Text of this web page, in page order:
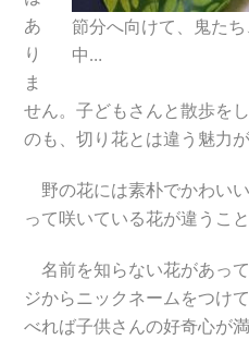
節分へ向けて、鬼た
中…
あ
り
ま
せん。子どもさんと散歩を
のも、切り花とは違う魅力が
野の花には素朴でかわい
って咲いている花が違うこ
名前を知らない花があっ
ジからニックネームをつけ
べれば子供さんの好奇心が